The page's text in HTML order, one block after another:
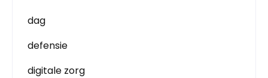
dag
defensie
digitale zorg